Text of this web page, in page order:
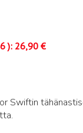
): 26,90 €
Swiftin